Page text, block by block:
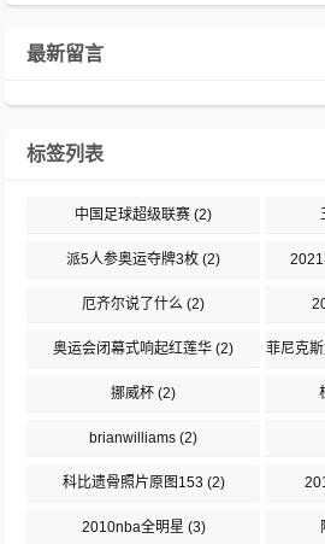
最新留言
标签列表
中国足球超级联赛 (2)
派5人参奥运夺牌3枚 (2)
厄齐尔说了什么 (2)
奥运会闭幕式响起红莲华 (2) 菲尼克
挪威杯 (2)
brianwilliams (2)
科比遗骨照片原图153 (2)
2010nba全明星 (3)